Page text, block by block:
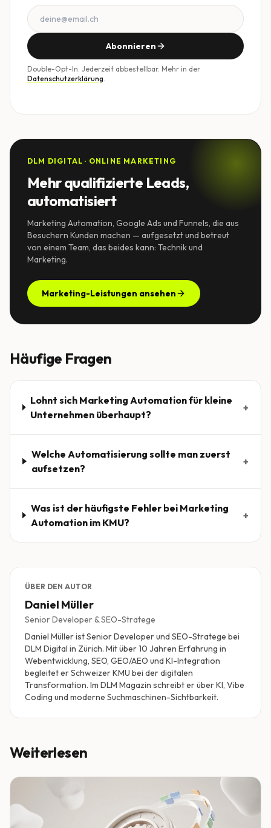
Abonnieren
Double-Opt-In. Jederzeit abbestellbar. Mehr in der
Datenschutzerklärung.
DLM DIGITAL · ONLINE MARKETING
Mehr qualifizierte Leads,
automatisiert
Marketing Automation, Google Ads und Funnels, die aus
Besuchern Kunden machen — aufgesetzt und betreut
von einem Team, das beides kann: Technik und
Marketing.
Marketing-Leistungen ansehen
Häufige Fragen
Lohnt sich Marketing Automation für kleine
Unternehmen überhaupt?
+
Welche Automatisierung sollte man zuerst
aufsetzen?
+
Was ist der häufigste Fehler bei Marketing
Automation im KMU?
+
ÜBER DEN AUTOR
Daniel Müller
Senior Developer & SEO-Stratege
Daniel Müller ist Senior Developer und SEO-Stratege bei
DLM Digital in Zürich. Mit über 10 Jahren Erfahrung in
Webentwicklung, SEO, GEO/AEO und KI-Integration
begleitet er Schweizer KMU bei der digitalen
Transformation. Im DLM Magazin schreibt er über KI, Vibe
Coding und moderne Suchmaschinen-Sichtbarkeit.
Weiterlesen